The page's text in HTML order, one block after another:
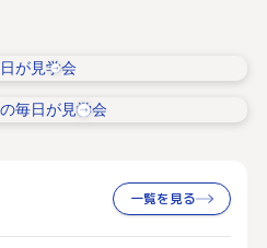
一覧を見る